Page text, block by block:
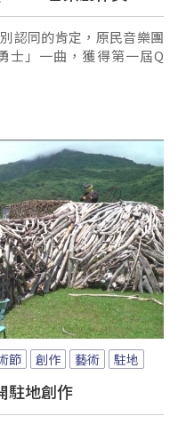
認同的肯定，原民音樂團
士」一曲，獲得第一屆Q
節 創作 藝術 駐地
駐地創作